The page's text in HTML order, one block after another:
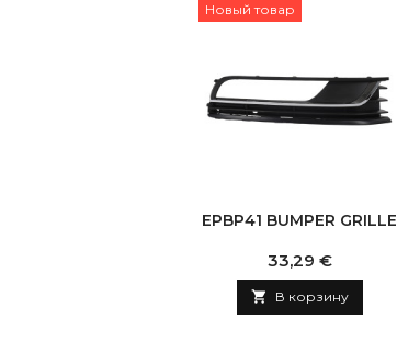
Новый товар
EPBP41 BUMPER GRILLE
Цена
33,29 €
 В корзину